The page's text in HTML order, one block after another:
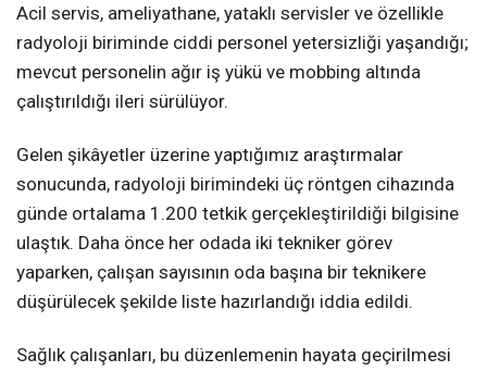
Acil servis, ameliyathane, yataklı servisler ve özellikle
radyoloji biriminde ciddi personel yetersizliği yaşandığı;
mevcut personelin ağır iş yükü ve mobbing altında
çalıştırıldığı ileri sürülüyor.
Gelen şikâyetler üzerine yaptığımız araştırmalar
sonucunda, radyoloji birimindeki üç röntgen cihazında
günde ortalama 1.200 tetkik gerçekleştirildiği bilgisine
ulaştık. Daha önce her odada iki tekniker görev
yaparken, çalışan sayısının oda başına bir teknikere
düşürülecek şekilde liste hazırlandığı iddia edildi.
Sağlık çalışanları, bu düzenlemenin hayata geçirilmesi